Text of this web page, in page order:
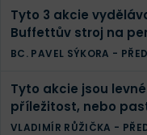
Tyto 3 akcie
Buffettův stroj na
investic
BC. PAVEL SÝKORA -
Tyto akcie jsou
příležitost, nebo
VLADIMÍR RŮŽIČKA -